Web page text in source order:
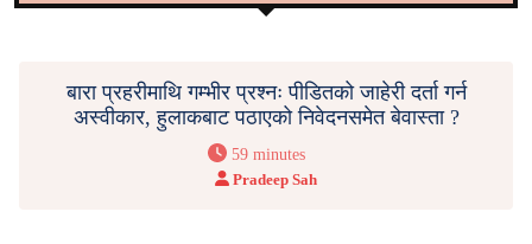
बारा प्रहरीमाथि गम्भीर प्रश्नः पीडितको जाहेरी दर्ता गर्न
अस्वीकार, हुलाकबाट पठाएको निवेदनसमेत बेवास्ता ?
59 minutes
Pradeep Sah